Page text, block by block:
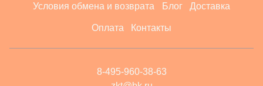
Условия обмена и возврата Блог Доставка
Оплата Контакты
8-495-960-38-63